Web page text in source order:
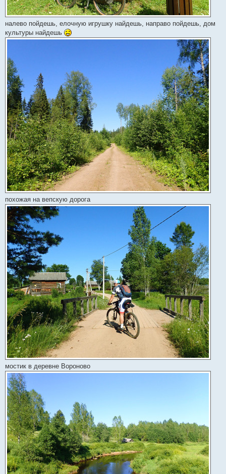
налево пойдешь, елочную игрушку найдешь, направо пойдешь, дом
культуры найдешь
похожая на вепскую дорога
мостик в деревне Вороново